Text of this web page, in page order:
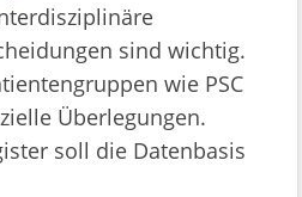
sind wichtig.
wie PSC
Überlegungen.
soll die Datenbasis